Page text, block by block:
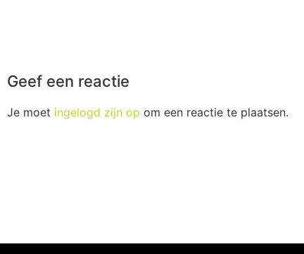
Geef een reactie
Je moet ingelogd zijn op om een reactie te plaatsen.